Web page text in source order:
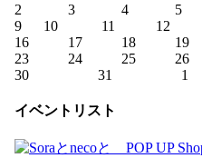
2
3 4 5
9
10 11 12
16
17 18 19
23
24 25 26
30
31 1
イベントリスト